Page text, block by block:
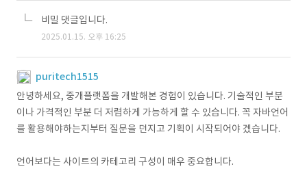
비밀 댓글입니다.
2025.01.15. 오후 16:25
puritech1515
안녕하세요, 중개플랫폼을 개발해본 경험이 있습니다. 기술적인 부분
이나 가격적인 부분 더 저렴하게 가능하게 할 수 있습니다. 꼭 자바언어
를 활용해야하는지부터 질문을 던지고 기획이 시작되어야 겠습니다.
언어보다는 사이트의 카테고리 구성이 매우 중요합니다.